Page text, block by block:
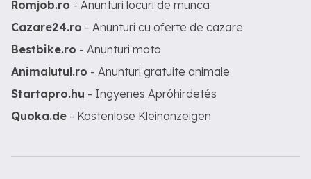
Romjob.ro - Anunturi locuri de munca
Cazare24.ro - Anunturi cu oferte de cazare
Bestbike.ro - Anunturi moto
Animalutul.ro - Anunturi gratuite animale
Startapro.hu - Ingyenes Apróhirdetés
Quoka.de - Kostenlose Kleinanzeigen